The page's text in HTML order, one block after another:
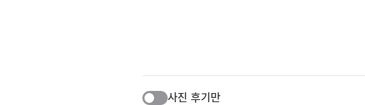
사진 후기만